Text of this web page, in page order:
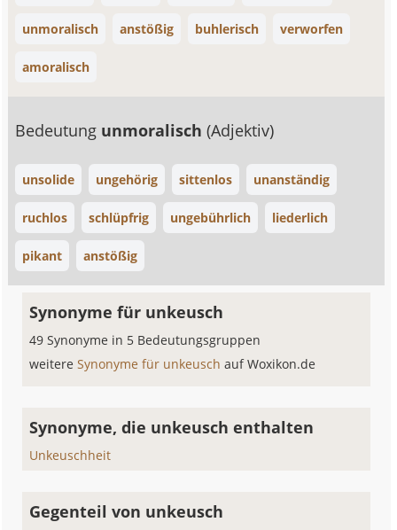
unmoralisch anstößig buhlerisch verworfen
amoralisch
Bedeutung unmoralisch(Adjektiv)
unsolide ungehörig sittenlos unanständig
ruchlos schlüpfrig ungebührlich liederlich
pikant anstößig
Synonyme für unkeusch
49 Synonyme in 5 Bedeutungsgruppen
weitereSynonyme für unkeuschauf Woxikon.de
Synonyme, die unkeusch enthalten
Unkeuschheit
Gegenteil von unkeusch